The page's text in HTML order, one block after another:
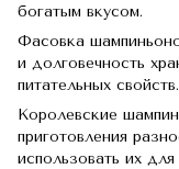
богатым вкусом.
Фасовка
и долговечность
питательных свойств.
Королевские
приготовления
использовать их